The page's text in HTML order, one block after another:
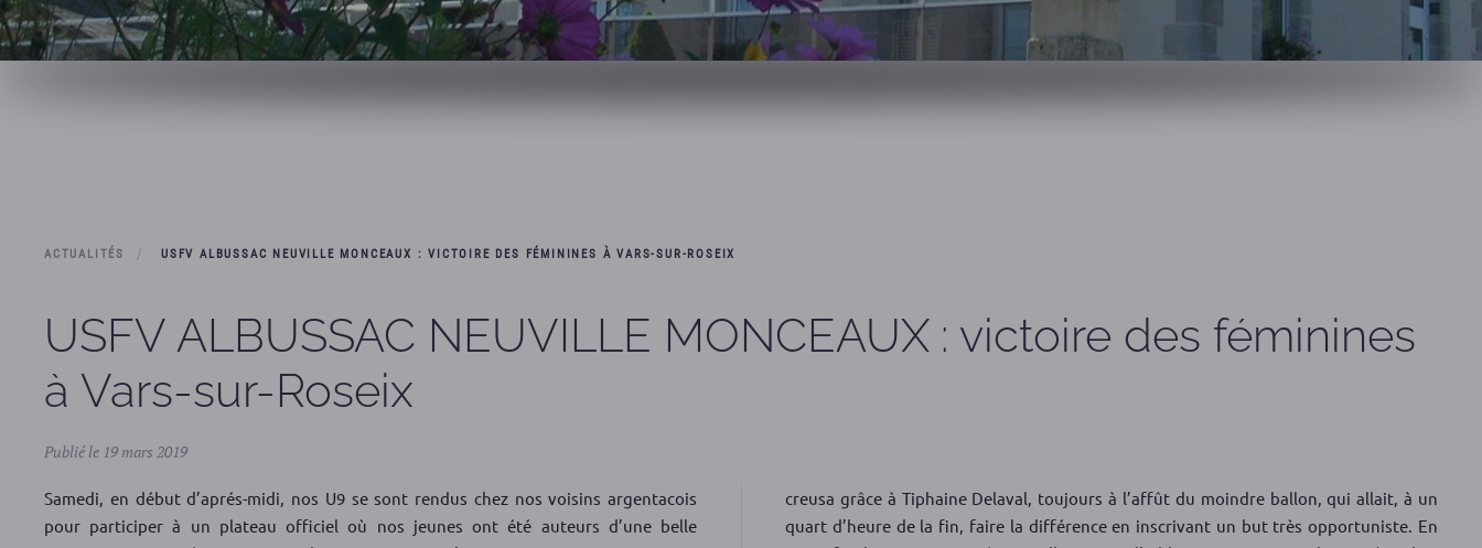
ACTUALITÉS USFV ALBUSSAC NEUVILLE MONCEAUX : VICTOIRE DES FÉMININES À VARS-SUR-ROSEIX
USFV ALBUSSAC NEUVILLE MONCEAUX : victoire des féminines
à Vars-sur-Roseix
Publié le 19 mars 2019
Samedi, en début d’aprés-midi, nos U9 se sont rendus chez nos voisins argentacois
pour participer à un plateau officiel où nos jeunes ont été auteurs d’une belle
creusa grâce à Tiphaine Delaval, toujours à l’affût du moindre ballon, qui allait, à un
quart d’heure de la fin, faire la différence en inscrivant un but très opportuniste. En